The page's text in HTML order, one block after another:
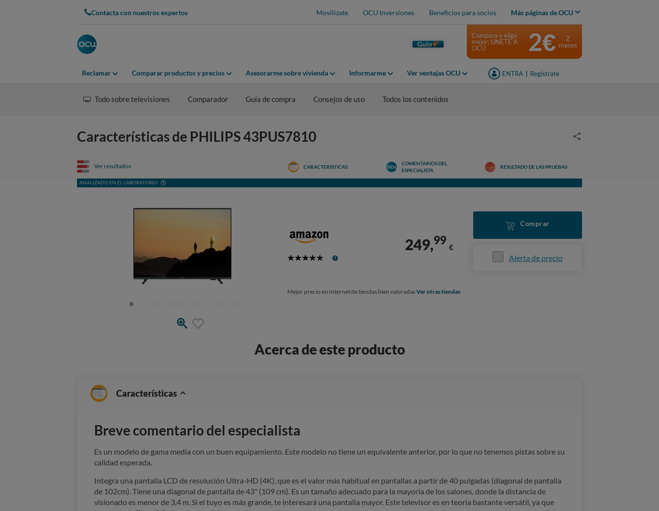
Contacta con nuestros expertos Movilízate OCU Inversiones Beneficios para socios Más páginas de OCU
Guio
Reclamar Comparar productos y precios Asesorarme sobre vivienda Informarme Ver ventajas OCU ENTRA Regístrate
Compara y elige
mejor: ÚNETE A
OCU
2€
2
meses
Todo sobre televisiones Comparador Guía de compra Consejos de uso Todos los contenidos
Características de PHILIPS 43PUS7810
Ver resultados
ANALIZADO EN EL LABORATORIO
CARACTERÍSTICAS
COMENTARIOS DEL
ESPECIALISTA
RESULTADO DE LAS PRUEBAS
5
249,99
€
Comprar
Alerta de precio
Mejor precio en Internet de tiendas bien valoradasVer otras tiendas
Acerca de este producto
Características
Breve comentario del especialista
Es un modelo de gama media con un buen equipamiento. Este modelo no tiene un equivalente anterior, por lo que no tenemos pistas sobre su
calidad esperada.
Integra una pantalla LCD de resolución Ultra-HD (4K), que es el valor más habitual en pantallas a partir de 40 pulgadas (diagonal de pantalla
de 102cm). Tiene una diagonal de pantalla de 43" (109 cm). Es un tamaño adecuado para la mayoría de los salones, donde la distancia de
visionado es menor de 3,4 m. Si el tuyo es más grande, te interesará una pantalla mayor. Este televisor es en teoría bastante versátil, ya que